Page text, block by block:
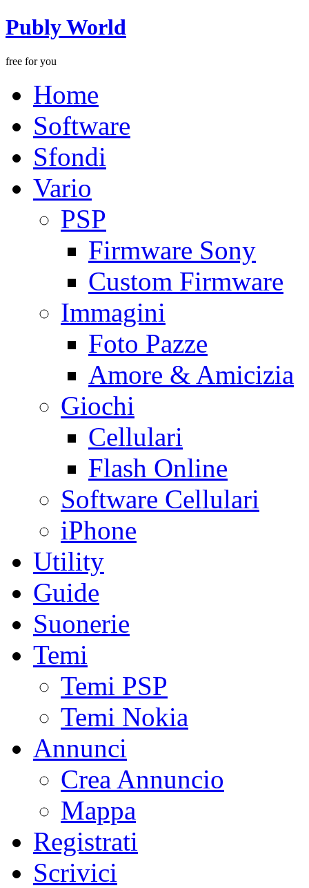
Publy World
free for you
Home
Software
Sfondi
Vario
PSP
Firmware Sony
Custom Firmware
Immagini
Foto Pazze
Amore & Amicizia
Giochi
Cellulari
Flash Online
Software Cellulari
iPhone
Utility
Guide
Suonerie
Temi
Temi PSP
Temi Nokia
Annunci
Crea Annuncio
Mappa
Registrati
Scrivici